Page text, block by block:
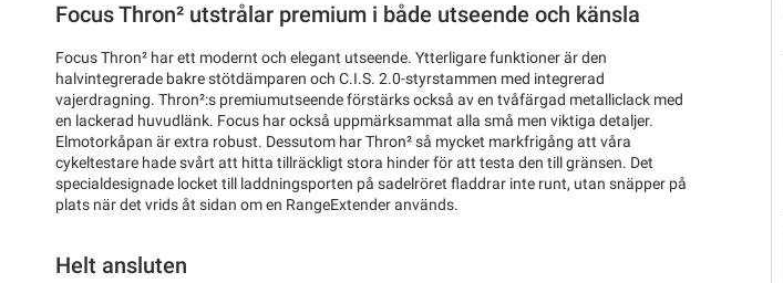
Focus Thron² utstrålar premium i både utseende och känsla
Focus Thron² har ett modernt och elegant utseende. Ytterligare funktioner är den
halvintegrerade bakre stötdämparen och C.I.S. 2.0-styrstammen med integrerad
vajerdragning. Thron²:s premiumutseende förstärks också av en tvåfärgad metalliclack med
en lackerad huvudlänk. Focus har också uppmärksammat alla små men viktiga detaljer.
Elmotorkåpan är extra robust. Dessutom har Thron² så mycket markfrigång att våra
cykeltestare hade svårt att hitta tillräckligt stora hinder för att testa den till gränsen. Det
specialdesignade locket till laddningsporten på sadelröret fladdrar inte runt, utan snäpper på
plats när det vrids åt sidan om en RangeExtender används.
Helt ansluten